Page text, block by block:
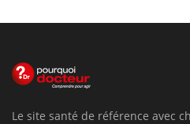
Le site santé de référence avec